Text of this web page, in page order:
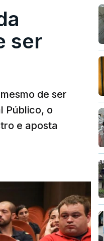
ser
de ser
Público, o
e aposta